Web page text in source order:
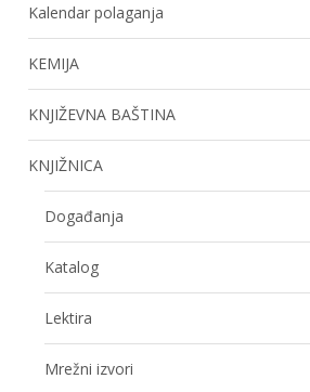
Kalendar polaganja
KEMIJA
KNJIŽEVNA BAŠTINA
KNJIŽNICA
Događanja
Katalog
Lektira
Mrežni izvori